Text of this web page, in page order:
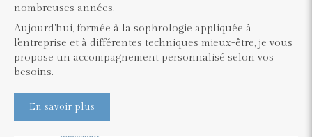
nombreuses années.
Aujourd'hui, formée à la sophrologie appliquée à
l'entreprise et à différentes techniques mieux-être, je vous
propose un accompagnement personnalisé selon vos
besoins.
En savoir plus